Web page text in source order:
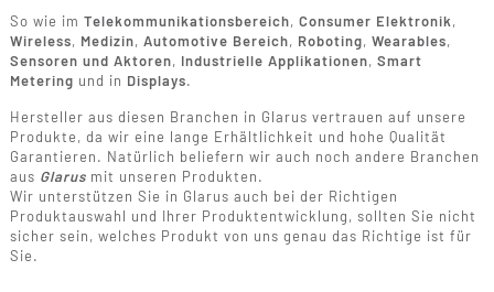
So wie im Telekommunikationsbereich, Consumer Elektronik,
Wireless, Medizin, Automotive Bereich, Roboting, Wearables,
Sensoren und Aktoren, Industrielle Applikationen, Smart
Metering und in Displays.
Hersteller aus diesen Branchen in Glarus vertrauen auf unsere
Produkte, da wir eine lange Erhältlichkeit und hohe Qualität
Garantieren. Natürlich beliefern wir auch noch andere Branchen
aus Glarus mit unseren Produkten.
Wir unterstützen Sie in Glarus auch bei der Richtigen
Produktauswahl und Ihrer Produktentwicklung, sollten Sie nicht
sicher sein, welches Produkt von uns genau das Richtige ist für
Sie.